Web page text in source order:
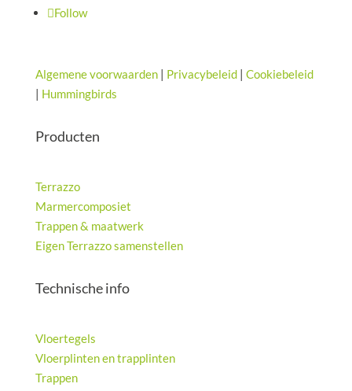
Follow
Algemene voorwaarden| Privacybeleid| Cookiebeleid
| Hummingbirds
Producten
Terrazzo
Marmercomposiet
Trappen & maatwerk
Eigen Terrazzo samenstellen
Technische info
Vloertegels
Vloerplinten en trapplinten
Trappen